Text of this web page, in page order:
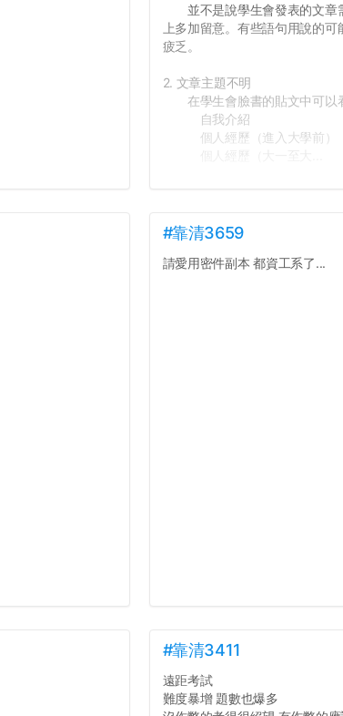
並不是說學生會發表的文章
上多加留意。有些語句用說的
疲乏。
2. 文章主題不明
在學生會臉書的貼文中可以
自我介紹
個人經歷（進入大學前）
#靠清3659
請愛用密件副本 都資工系了...
#靠清3411
遠距考試
難度暴增 題數也爆多